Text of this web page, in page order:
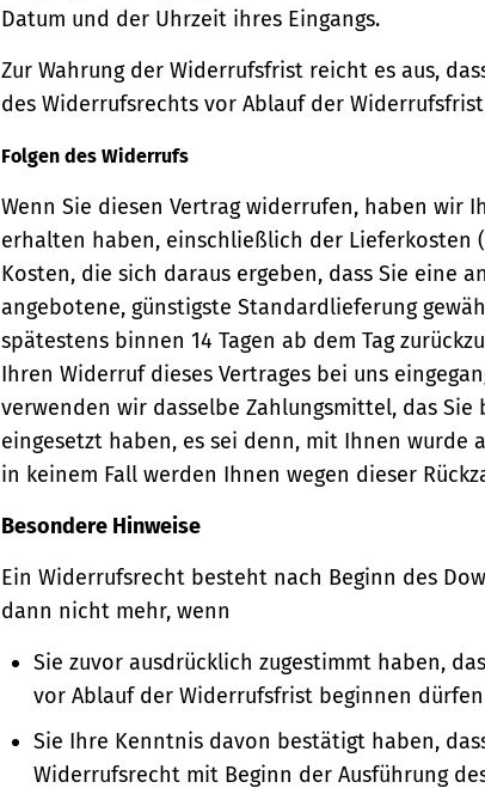
Datum und der Uhrzeit ihres Eingangs.
Zur Wahrung der Widerrufsfrist reicht es aus,
des Widerrufsrechts vor Ablauf der
Folgen des Widerrufs
Wenn Sie diesen Vertrag widerrufen, haben wir
erhalten haben, einschließlich der Lieferkosten
Kosten, die sich daraus ergeben, dass Sie eine
angebotene, günstigste Standardlieferung
spätestens binnen 14 Tagen ab dem Tag
Ihren Widerruf dieses Vertrages bei uns
verwenden wir dasselbe Zahlungsmittel, das
eingesetzt haben, es sei denn, mit Ihnen wurde
in keinem Fall werden Ihnen wegen dieser
Besondere Hinweise
Ein Widerrufsrecht besteht nach Beginn des
dann nicht mehr, wenn
Sie zuvor ausdrücklich zugestimmt haben,
vor Ablauf der Widerrufsfrist beginnen
Sie Ihre Kenntnis davon bestätigt haben,
Widerrufsrecht mit Beginn der Ausführung